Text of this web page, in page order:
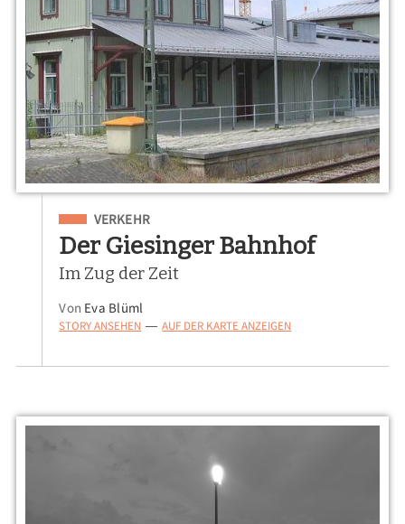
Eingeordnet unter
VERKEHR
Der Giesinger Bahnhof
Im Zug der Zeit
Von Eva Blüml
STORY ANSEHEN — AUF DER KARTE ANZEIGEN